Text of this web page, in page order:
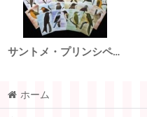
サントメ・プリンシペ民主共和国切手 1983年 鳥 コレクションセット 22種
ホーム